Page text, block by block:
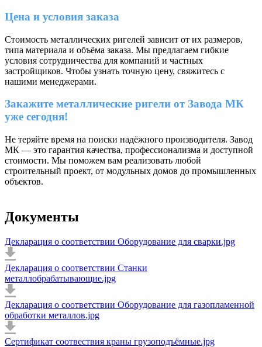
Цена и условия заказа
Стоимость металлических ригелей зависит от их размеров,
типа материала и объёма заказа. Мы предлагаем гибкие
условия сотрудничества для компаний и частных
застройщиков. Чтобы узнать точную цену, свяжитесь с
нашими менеджерами.
Закажите металлические ригели от Завода МК
уже сегодня!
Не теряйте время на поиски надёжного производителя. Завод
МК — это гарантия качества, профессионализма и доступной
стоимости. Мы поможем вам реализовать любой
строительный проект, от модульных домов до промышленных
объектов.
Документы
Декларация о соответствии Оборудование для сварки.jpg
Декларация о соответствии Станки
металлобрабатывающие.jpg
Декларация о соответствии Оборудование для газопламенной
обработки металлов.jpg
Сертификат соотвествия краны грузоподъёмные.jpg